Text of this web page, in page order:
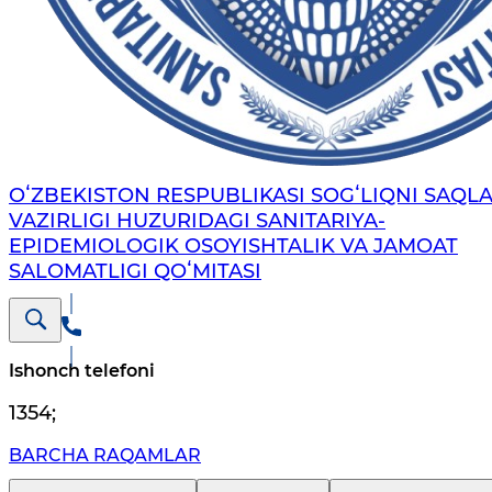
OʻZBEKISTON RESPUBLIKASI SOGʻLIQNI
VAZIRLIGI HUZURIDAGI SANITARIYA-
EPIDEMIOLOGIK OSOYISHTALIK VA JAMOAT
SALOMATLIGI QOʻMITASI
Ishonch telefoni
1354;
BARCHA RAQAMLAR